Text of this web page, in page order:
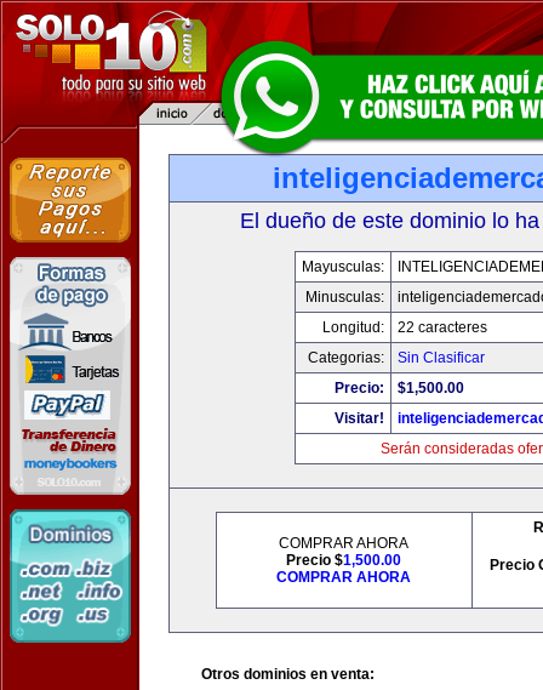
El dueño de este dominio lo
Mayusculas:
Minusculas:
Longitud:
22 caracteres
Categorias:
Sin Clasificar
Precio:
$1,500.00
Visitar!
Serán consideradas
COMPRAR AHORA
Precio $1,500.00
COMPRAR AHORA
Precio
Otros dominios en venta: